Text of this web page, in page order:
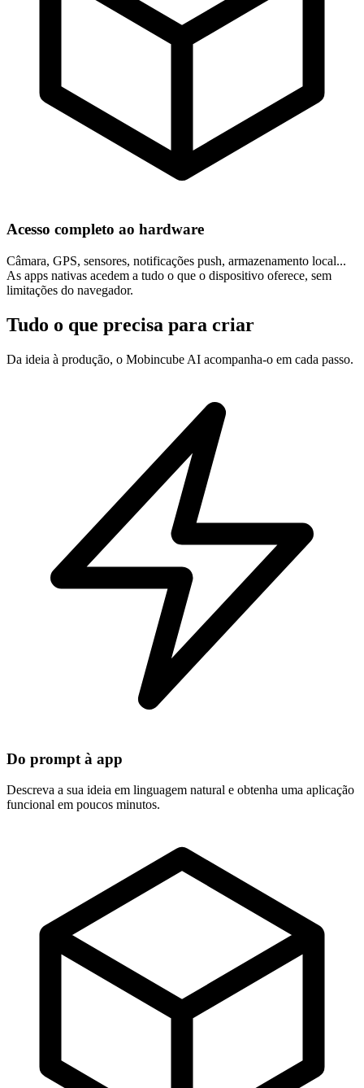
Acesso completo ao hardware
Câmara, GPS, sensores, notificações push, armazenamento local...
As apps nativas acedem a tudo o que o dispositivo oferece, sem
limitações do navegador.
Tudo o que precisa para criar
Da ideia à produção, o Mobincube AI acompanha-o em cada passo.
Do prompt à app
Descreva a sua ideia em linguagem natural e obtenha uma aplicação
funcional em poucos minutos.